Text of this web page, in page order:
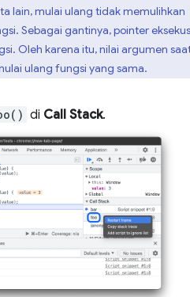
lain, mulai ulang tidak memulihkan
Sebagai gantinya, pointer
Oleh karena itu, nilai argumen
ulang fungsi yang sama.
di Call Stack.